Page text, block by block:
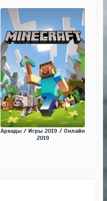
Аркады / Игры 2019 / Онлайн
2019